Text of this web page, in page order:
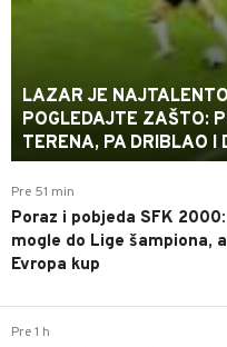
LAZAR JE
POGLEDAJTE ZAŠTO:
TERENA, PA DRIBLAO I
Pre 51 min
Poraz i pobjeda SFK
mogle do Lige šampiona,
Evropa kup
Pre 1 h